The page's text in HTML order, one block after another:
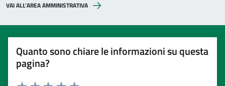
VAI ALL’AREA AMMINISTRATIVA
Quanto sono chiare le informazioni su questa
pagina?